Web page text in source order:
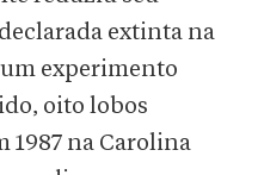
extinta na
experimento
oito lobos
1987 na Carolina